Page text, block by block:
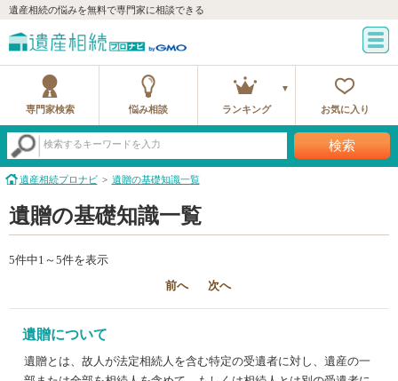
遺産相続の悩みを無料で専門家に相談できる
専門家検索 悩み相談 ランキング お気に入り
検索するキーワードを入力 検索
遺産相続プロナビ 遺贈の基礎知識一覧
遺贈の基礎知識一覧
5件中1～5件を表示
前へ 次へ
遺贈について
遺贈とは、故人が法定相続人を含む特定の受遺者に対し、遺産の一